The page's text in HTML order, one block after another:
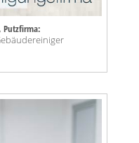
Putzfirma: